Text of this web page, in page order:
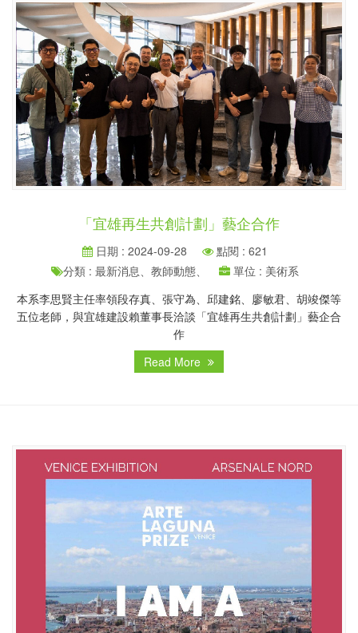
「宜雄再生共創計劃」藝企合作
日期 : 2024-09-28
點閱 : 621
分類 : 最新消息、教師動態、
單位 : 美術系
本系李思賢主任率領段存真、張守為、邱建銘、廖敏君、胡竣傑等
五位老師，與宜雄建設賴董事長洽談「宜雄再生共創計劃」藝企合
作
Read More